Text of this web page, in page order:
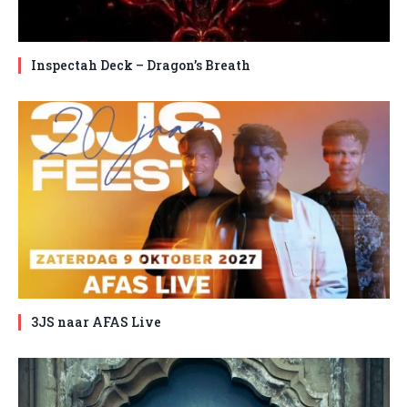
Inspectah Deck – Dragon’s Breath
3JS naar AFAS Live